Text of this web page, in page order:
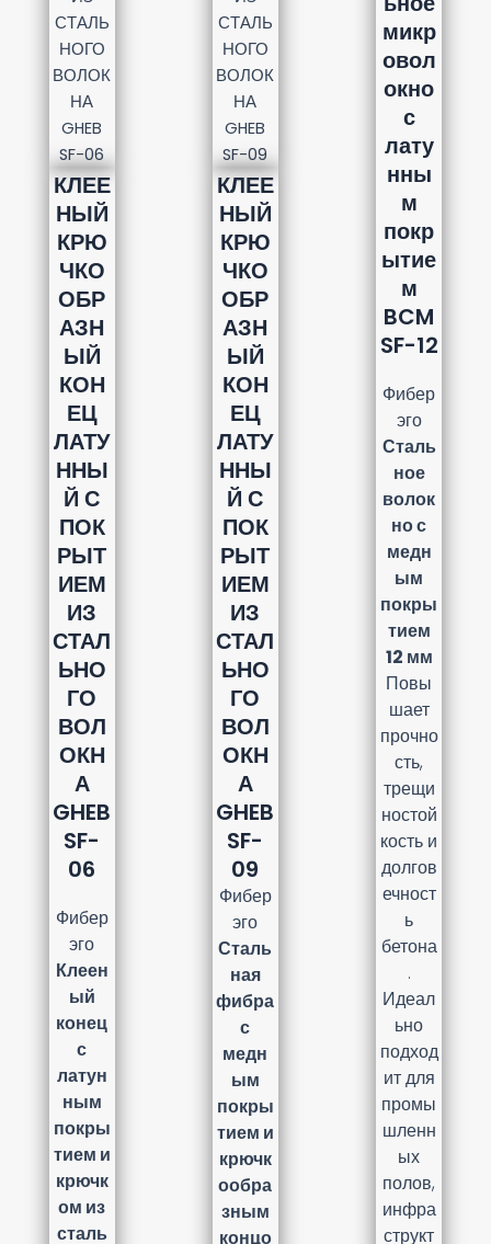
КЛЕЕ
НЫЙ
КРЮ
ЧКО
ОБР
АЗН
ЫЙ
КОН
ЕЦ
ЛАТУ
ННЫ
Й С
ПОК
РЫТ
ИЕМ
ИЗ
СТАЛ
ЬНО
ГО
ВОЛ
ОКН
А
GHEB
SF-
06
Фибер
эго
Клеен
ый
конец
с
латун
ным
покры
тием и
крючк
ом из
сталь
КЛЕЕ
НЫЙ
КРЮ
ЧКО
ОБР
АЗН
ЫЙ
КОН
ЕЦ
ЛАТУ
ННЫ
Й С
ПОК
РЫТ
ИЕМ
ИЗ
СТАЛ
ЬНО
ГО
ВОЛ
ОКН
А
GHEB
SF-
09
Фибер
эго
Сталь
ная
фибра
с
медн
ым
покры
тием и
крючк
ообра
зным
концо
микр
овол
окно
с
лату
нны
м
покр
ытие
м
BCM
SF-12
Фибер
эго
Сталь
ное
волок
но с
медн
ым
покры
тием
12 мм
Повы
шает
прочно
сть,
трещи
ностой
кость и
долгов
ечност
ь
бетона
.
Идеал
ьно
подход
ит для
промы
шленн
ых
полов,
инфра
структ